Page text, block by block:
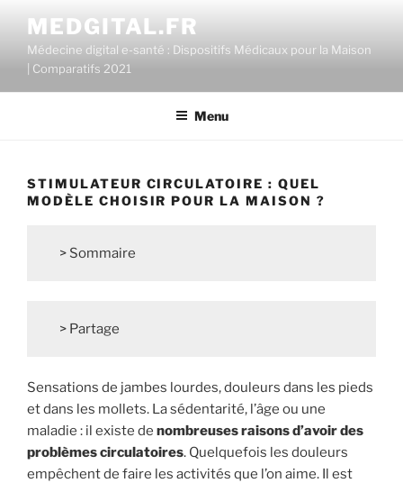
contenu
principal
MEDGITAL.FR
Médecine digital e-santé : Dispositifs Médicaux pour la Maison
| Comparatifs 2021
Menu
STIMULATEUR CIRCULATOIRE : QUEL
MODÈLE CHOISIR POUR LA MAISON ?
> Sommaire
> Partage
Sensations de jambes lourdes, douleurs dans les pieds
et dans les mollets. La sédentarité, l’âge ou une
maladie : il existe de nombreuses raisons d’avoir des
problèmes circulatoires. Quelquefois les douleurs
empêchent de faire les activités que l’on aime. Il est